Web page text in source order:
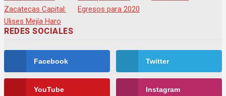
REDES SOCIALES
Facebook Twitter
YouTube Instagram